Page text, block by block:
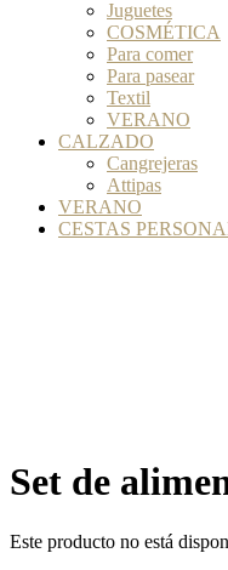
Juguetes
COSMÉTICA
Para comer
Para pasear
Textil
VERANO
CALZADO
Cangrejeras
Attipas
VERANO
CESTAS
Set de
Este producto no está